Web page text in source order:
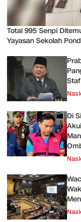
Total 995 Senpi
Yayasan Sekolah
Di